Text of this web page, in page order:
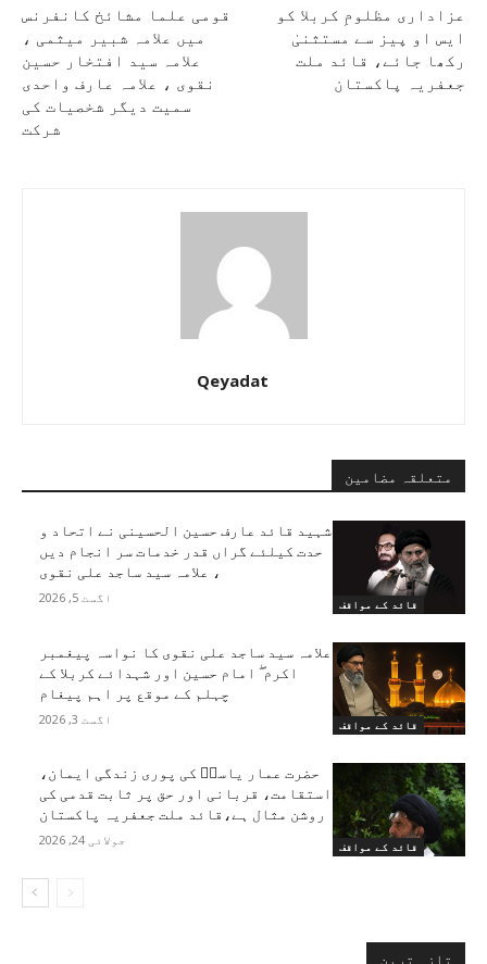
قومی علما مشائخ کانفرنس
میں علامہ شبیر میثمی ،
علامہ سید افتخار حسین
نقوی ، علامہ عارف واحدی
سمیت دیگر شخصیات کی
شرکت
عزاداری مظلومِ کربلا کو
ایس او پیز سے مستثنیٰ
رکھا جائے، قائد ملت
جعفریہ پاکستان
Qeyadat
متعلقہ مضامین
قائد کے مواقف
شہید قائد عارف حسین الحسینی نے اتحاد و
حدت کیلئے گراں قدر خدمات سر انجام دیں
، علامہ سید ساجد علی نقوی
اگست 5, 2026
قائد کے مواقف
علامہ سید ساجد علی نقوی کا نواسہ پیغمبر
اکرم ۖ امام حسین اور شہدائے کربلا کے
چہلم کے موقع پر اہم پیغام
اگست 3, 2026
قائد کے مواقف
حضرت عمار یاسرؑ کی پوری زندگی ایمان،
استقامت، قربانی اور حق پر ثابت قدمی کی
روشن مثال ہے،قائد ملت جعفریہ پاکستان
جولائی 24, 2026
تازہ ترین